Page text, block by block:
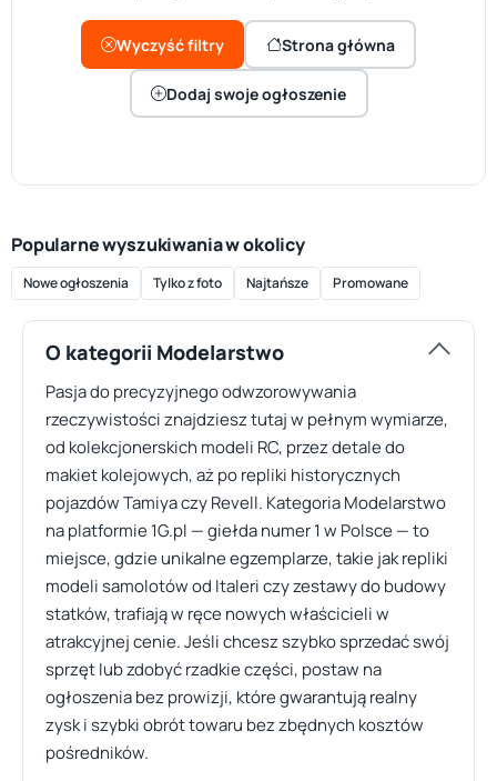
Wyczyść filtry Strona główna
Dodaj swoje ogłoszenie
Popularne wyszukiwania w okolicy
Nowe ogłoszenia Tylko z foto Najtańsze Promowane
O kategorii Modelarstwo
Pasja do precyzyjnego odwzorowywania
rzeczywistości znajdziesz tutaj w pełnym wymiarze,
od kolekcjonerskich modeli RC, przez detale do
makiet kolejowych, aż po repliki historycznych
pojazdów Tamiya czy Revell. Kategoria Modelarstwo
na platformie 1G.pl — giełda numer 1 w Polsce — to
miejsce, gdzie unikalne egzemplarze, takie jak repliki
modeli samolotów od Italeri czy zestawy do budowy
statków, trafiają w ręce nowych właścicieli w
atrakcyjnej cenie. Jeśli chcesz szybko sprzedać swój
sprzęt lub zdobyć rzadkie części, postaw na
ogłoszenia bez prowizji, które gwarantują realny
zysk i szybki obrót towaru bez zbędnych kosztów
pośredników.